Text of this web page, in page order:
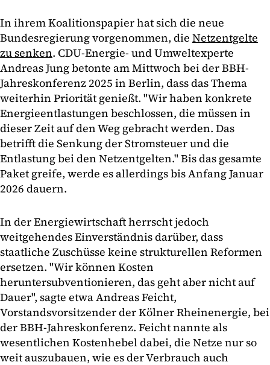
In ihrem Koalitionspapier hat sich die neue
Bundesregierung vorgenommen, die Netzentgelte
zu senken. CDU-Energie- und Umweltexperte
Andreas Jung betonte am Mittwoch bei der BBH-
Jahreskonferenz 2025 in Berlin, dass das Thema
weiterhin Priorität genießt. "Wir haben konkrete
Energieentlastungen beschlossen, die müssen in
dieser Zeit auf den Weg gebracht werden. Das
betrifft die Senkung der Stromsteuer und die
Entlastung bei den Netzentgelten." Bis das gesamte
Paket greife, werde es allerdings bis Anfang Januar
2026 dauern.
In der Energiewirtschaft herrscht jedoch
weitgehendes Einverständnis darüber, dass
staatliche Zuschüsse keine strukturellen Reformen
ersetzen. "Wir können Kosten
heruntersubventionieren, das geht aber nicht auf
Dauer", sagte etwa Andreas Feicht,
Vorstandsvorsitzender der Kölner Rheinenergie, bei
der BBH-Jahreskonferenz. Feicht nannte als
wesentlichen Kostenhebel dabei, die Netze nur so
weit auszubauen, wie es der Verbrauch auch